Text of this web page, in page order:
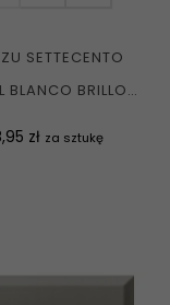
SETTECENTO
BLANCO BRILLO
zł za sztukę